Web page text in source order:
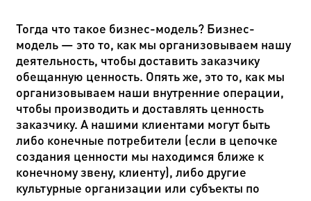
Тогда что такое бизнес-модель? Бизнес-
модель — это то, как мы организовываем нашу
деятельность, чтобы доставить заказчику
обещанную ценность. Опять же, это то, как мы
организовываем наши внутренние операции,
чтобы производить и доставлять ценность
заказчику. А нашими клиентами могут быть
либо конечные потребители (если в цепочке
создания ценности мы находимся ближе к
конечному звену, клиенту), либо другие
культурные организации или субъекты по